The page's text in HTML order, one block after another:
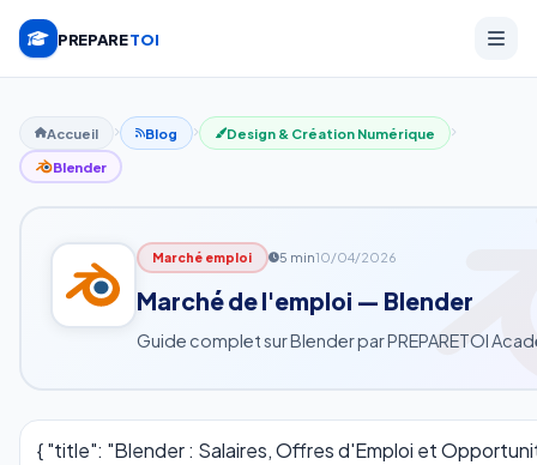
PREPARETOI
Accueil Blog Design & Création Numérique
Blender
Marché emploi 5 min10/04/2026
Marché de l'emploi — Blender
Guide complet sur Blender par PREPARETOI
{ "title": "Blender : Salaires, Offres d'Emploi et